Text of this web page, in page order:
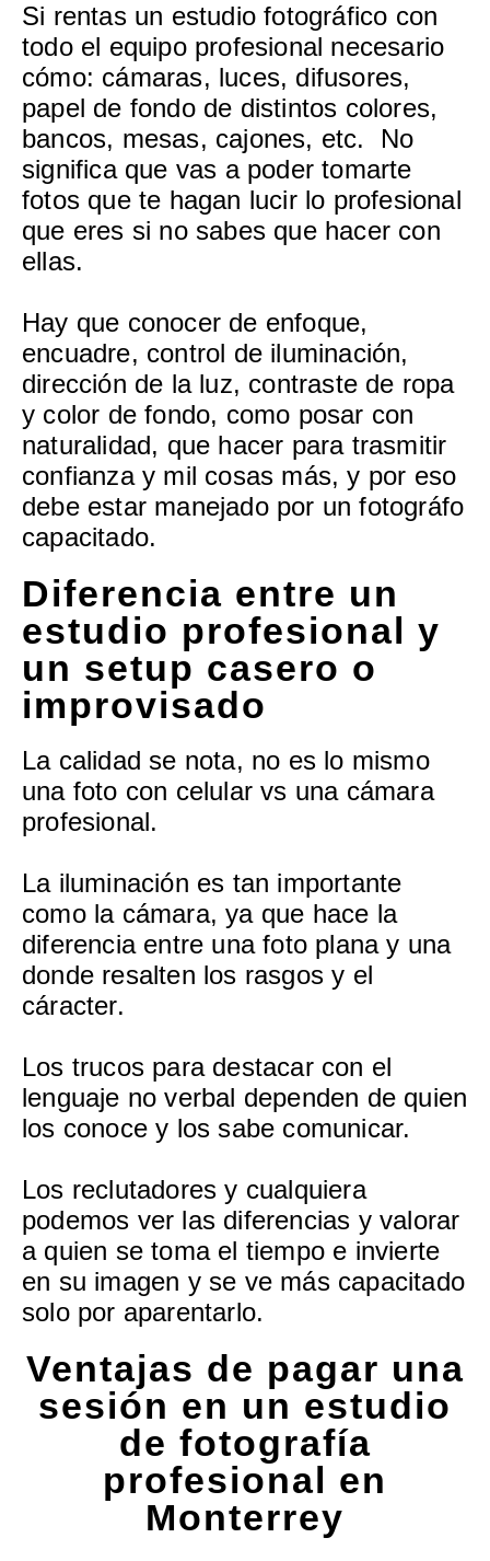
Si rentas un estudio fotográfico con
todo el equipo profesional necesario
cómo: cámaras, luces, difusores,
papel de fondo de distintos colores,
bancos, mesas, cajones, etc. No
significa que vas a poder tomarte
fotos que te hagan lucir lo profesional
que eres si no sabes que hacer con
ellas.
Hay que conocer de enfoque,
encuadre, control de iluminación,
dirección de la luz, contraste de ropa
y color de fondo, como posar con
naturalidad, que hacer para trasmitir
confianza y mil cosas más, y por eso
debe estar manejado por un fotográfo
capacitado.
Diferencia entre un
estudio profesional y
un setup casero o
improvisado
La calidad se nota, no es lo mismo
una foto con celular vs una cámara
profesional.
La iluminación es tan importante
como la cámara, ya que hace la
diferencia entre una foto plana y una
donde resalten los rasgos y el
cáracter.
Los trucos para destacar con el
lenguaje no verbal dependen de quien
los conoce y los sabe comunicar.
Los reclutadores y cualquiera
podemos ver las diferencias y valorar
a quien se toma el tiempo e invierte
en su imagen y se ve más capacitado
solo por aparentarlo.
Ventajas de pagar una
sesión en un estudio
de fotografía
profesional en
Monterrey